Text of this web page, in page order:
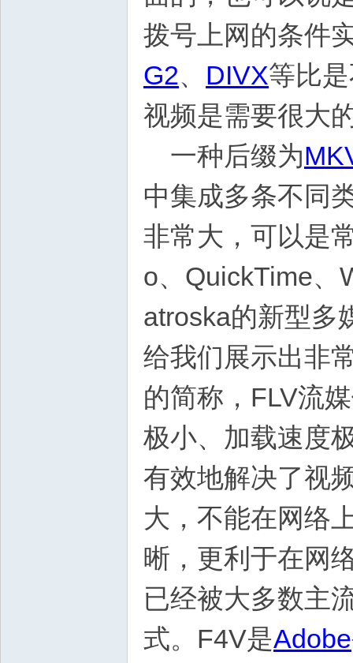
拨号上网的条件
G2、 DIVX等比
视频是需要很大
一种后缀为
中集成多条不同
非常大，可以是
o、QuickTime、
atroska的新型多
给我们展示出
的简称，FLV流
极小、加载速度
有效地解决了视
大，不能在网
晰，更利于在网
已经被大多数主
式。F4V是Adobe